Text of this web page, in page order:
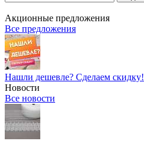
Акционные предложения
Все предложения
Нашли дешевле? Сделаем скидку!
Новости
Все новости